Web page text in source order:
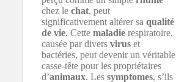
chez le chat, peut
significativement altérer sa qualité
de vie. Cette maladie respiratoire,
causée par divers virus et
bactéries, peut devenir un véritable
casse-tête pour les propriétaires
d’animaux. Les symptomes, s’ils